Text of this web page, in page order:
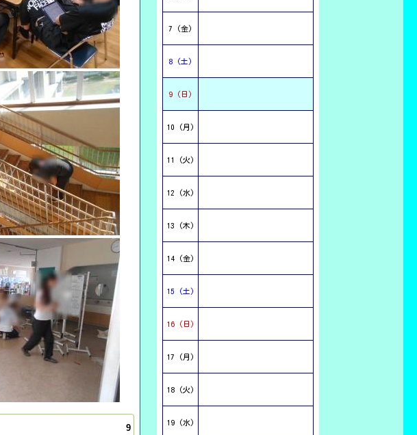
9
7 (金)
8 (土)
9 (日)
10 (月)
11 (火)
12 (水)
13 (木)
14 (金)
15 (土)
16 (日)
17 (月)
18 (火)
19 (水)
と星型かまぼこで、給食室の釜の中
ら食べていました。
小型パン・牛乳・焼きそば・カリポ
今日は、大人気のやきそばです。乾